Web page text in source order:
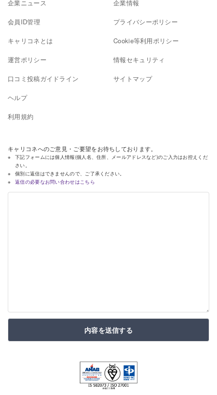
企業ニュース
会員ID管理
キャリコネとは
運営ポリシー
口コミ投稿ガイドライン
ヘルプ
利用規約
企業情報
プライバシーポリシー
Cookie等利用ポリシー
情報セキュリティ
サイトマップ
キャリコネへのご意見・ご要望をお待ちしております。
下記フォームには個人情報(個人名、住所、メールアドレスなど)のご入力はお控えくだ
さい。
個別に返信はできませんので、ご了承ください。
返信の必要なお問い合わせはこちら
内容を送信する